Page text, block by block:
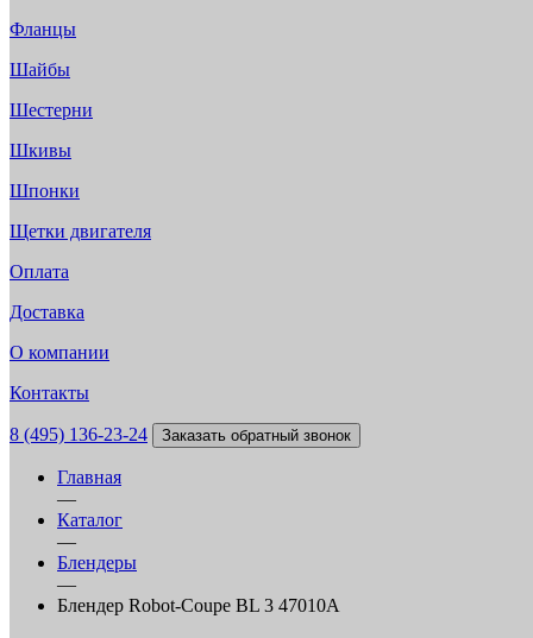
Фланцы
Шайбы
Шестерни
Шкивы
Шпонки
Щетки двигателя
Оплата
Доставка
О компании
Контакты
8 (495) 136-23-24 Заказать обратный звонок
Главная
—
Каталог
—
Блендеры
—
Блендер Robot-Coupe BL 3 47010A